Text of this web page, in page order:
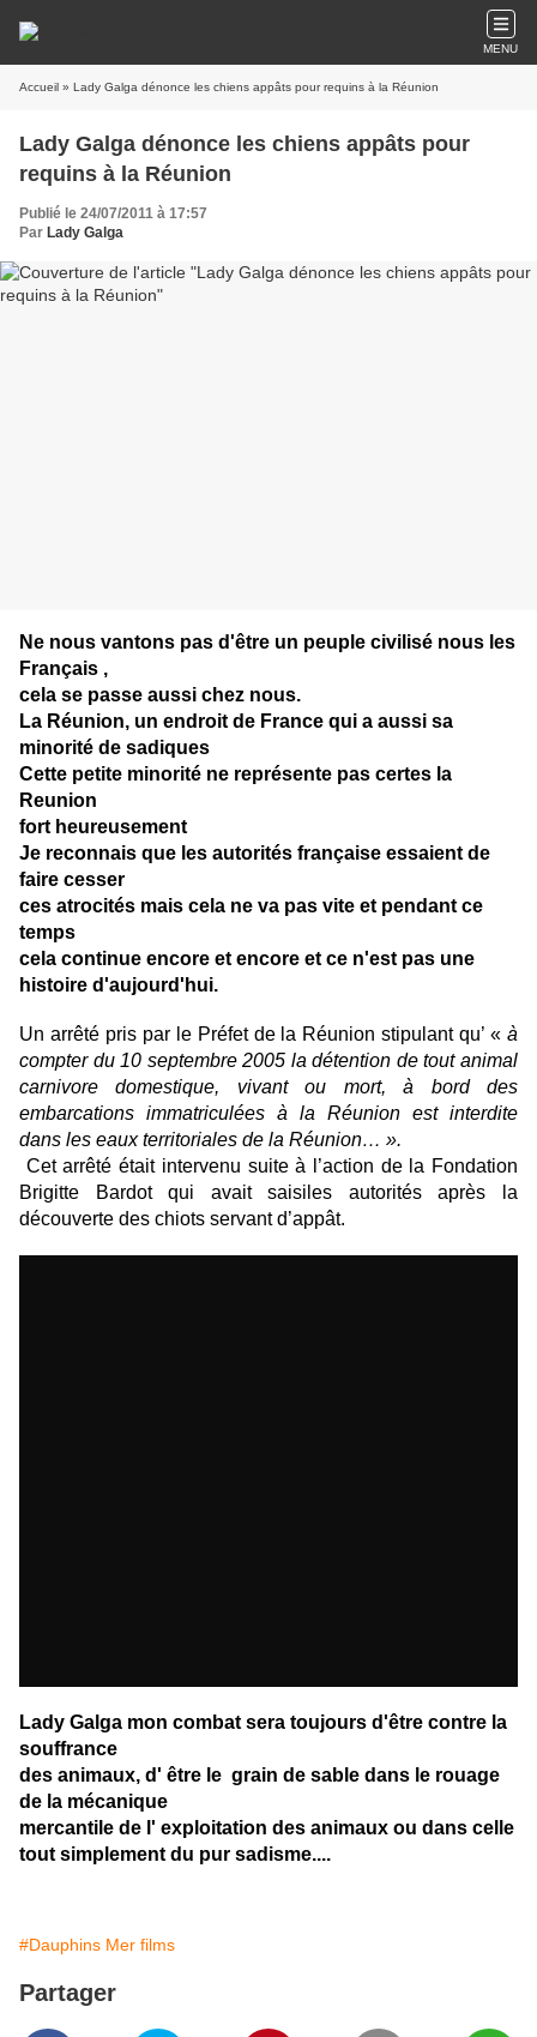
MENU
Accueil » Lady Galga dénonce les chiens appâts pour requins à la Réunion
Lady Galga dénonce les chiens appâts pour
requins à la Réunion
Publié le 24/07/2011 à 17:57
Par Lady Galga
Ne nous vantons pas d'être un peuple civilisé nous les
Français ,
cela se passe aussi chez nous.
La Réunion, un endroit de France qui a aussi sa
minorité de sadiques
Cette petite minorité ne représente pas certes la
Reunion
fort heureusement
Je reconnais que les autorités française essaient de
faire cesser
ces atrocités mais cela ne va pas vite et pendant ce
temps
cela continue encore et encore et ce n'est pas une
histoire d'aujourd'hui.
Un arrêté pris par le Préfet de la Réunion stipulant qu’ « à
compter du 10 septembre 2005 la détention de tout animal
carnivore domestique, vivant ou mort, à bord des
embarcations immatriculées à la Réunion est interdite
dans les eaux territoriales de la Réunion… ».
Cet arrêté était intervenu suite à l’action de la Fondation
Brigitte Bardot qui avait saisiles autorités après la
découverte des chiots servant d’appât.
Lady Galga mon combat sera toujours d'être contre la
souffrance
des animaux, d' être le grain de sable dans le rouage
de la mécanique
mercantile de l' exploitation des animaux ou dans celle
tout simplement du pur sadisme....
#Dauphins Mer films
Partager